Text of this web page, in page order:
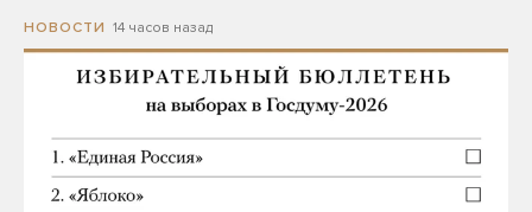
НОВОСТИ 14 часов назад